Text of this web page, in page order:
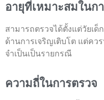
อายุที่เหมาะสมในก
สามารถตรวจได้ตั้งแต่วัยเ
ด้านการเจริญเติบโต แต่คว
จำเป็นเป็นรายกรณี
ความถี่ในการตรวจ